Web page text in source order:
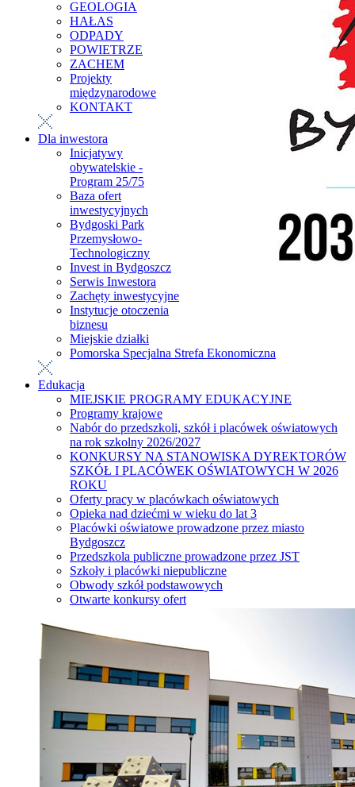
GEOLOGIA
HAŁAS
ODPADY
POWIETRZE
ZACHEM
Projekty
międzynarodowe
KONTAKT
Dla inwestora
Inicjatywy
obywatelskie -
Program 25/75
Baza ofert
inwestycyjnych
Bydgoski Park
Przemysłowo-
Technologiczny
Invest in Bydgoszcz
Serwis Inwestora
Zachęty inwestycyjne
Instytucje otoczenia
biznesu
Miejskie działki
Pomorska Specjalna Strefa Ekonomiczna
Edukacja
MIEJSKIE PROGRAMY EDUKACYJNE
Programy krajowe
Nabór do przedszkoli, szkół i placówek oświatowych
na rok szkolny 2026/2027
KONKURSY NA STANOWISKA DYREKTORÓW
SZKÓŁ I PLACÓWEK OŚWIATOWYCH W 2026
ROKU
Oferty pracy w placówkach oświatowych
Opieka nad dziećmi w wieku do lat 3
Placówki oświatowe prowadzone przez miasto
Bydgoszcz
Przedszkola publiczne prowadzone przez JST
Szkoły i placówki niepubliczne
Obwody szkół podstawowych
Otwarte konkursy ofert